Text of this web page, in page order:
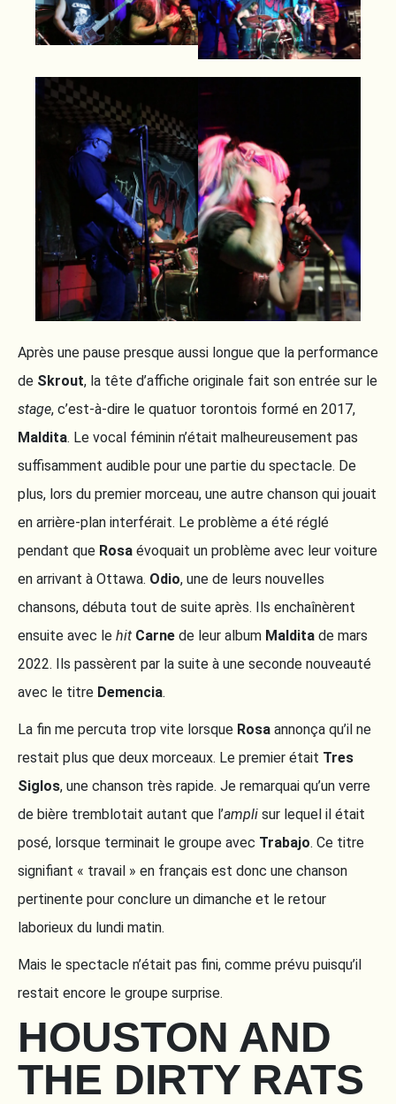
Après une pause presque aussi longue que la performance
de Skrout, la tête d’affiche originale fait son entrée sur le
stage, c’est-à-dire le quatuor torontois formé en 2017,
Maldita. Le vocal féminin n’était malheureusement pas
suffisamment audible pour une partie du spectacle. De
plus, lors du premier morceau, une autre chanson qui jouait
en arrière-plan interférait. Le problème a été réglé
pendant que Rosa évoquait un problème avec leur voiture
en arrivant à Ottawa. Odio, une de leurs nouvelles
chansons, débuta tout de suite après. Ils enchaînèrent
ensuite avec le hit Carne de leur album Maldita de mars
2022. Ils passèrent par la suite à une seconde nouveauté
avec le titre Demencia.
La fin me percuta trop vite lorsque Rosa annonça qu’il ne
restait plus que deux morceaux. Le premier était Tres
Siglos, une chanson très rapide. Je remarquai qu’un verre
de bière tremblotait autant que l’ampli sur lequel il était
posé, lorsque terminait le groupe avec Trabajo. Ce titre
signifiant « travail » en français est donc une chanson
pertinente pour conclure un dimanche et le retour
laborieux du lundi matin.
Mais le spectacle n’était pas fini, comme prévu puisqu’il
restait encore le groupe surprise.
HOUSTON AND
THE DIRTY RATS